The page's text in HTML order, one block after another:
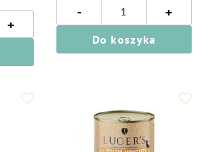
+
- +
Do koszyka